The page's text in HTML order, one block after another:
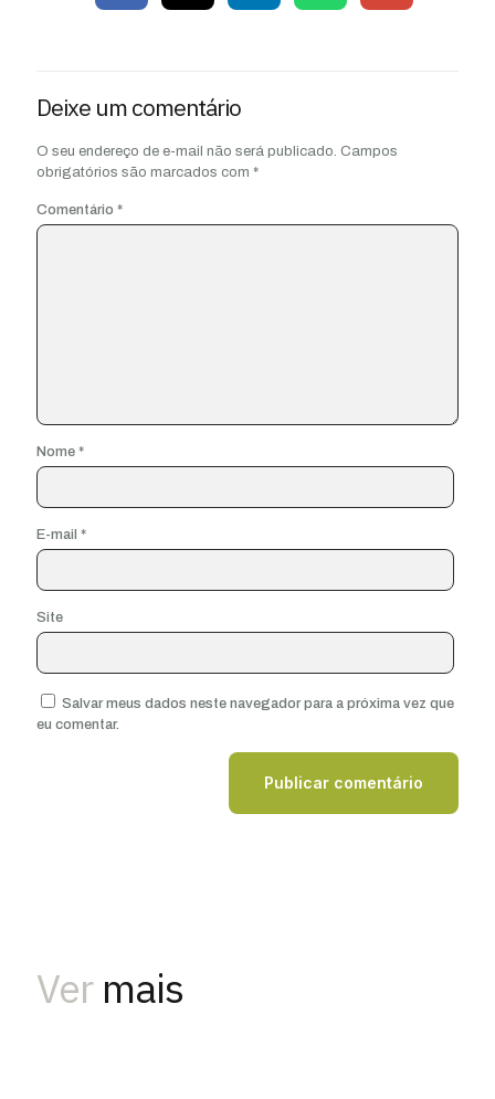
Deixe um comentário
O seu endereço de e-mail não será publicado. Campos
obrigatórios são marcados com *
Comentário *
Nome *
E-mail *
Site
Salvar meus dados neste navegador para a próxima vez que
eu comentar.
Ver mais